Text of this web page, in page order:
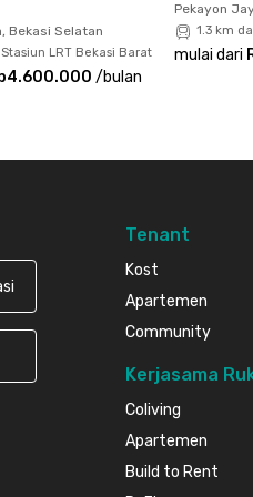
Bekasi Selatan
LRT Bekasi Barat
/bulan
Pekayon
1.3 km
mulai dari
Tenant
Kost
Apartemen
Community
Kerjasama
Coliving
Apartemen
Build to Rent